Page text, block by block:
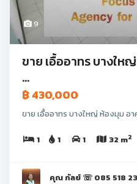
9
ขาย เอื้ออาทร บางให
...
฿ 430,000
ขาย เอื้ออาทร บางใหญ่ ห้องมุม อา
1 1 1 32 m2
คุณ กัลย์ ☏ 085 518